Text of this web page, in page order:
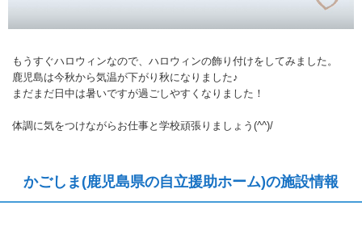
もうすぐハロウィンなので、ハロウィンの飾り付けをしてみました。
鹿児島は今秋から気温が下がり秋になりました♪
まだまだ日中は暑いですが過ごしやすくなりました！
体調に気をつけながらお仕事と学校頑張りましょう(^^)/
かごしま(鹿児島県の自立援助ホーム)の施設情報